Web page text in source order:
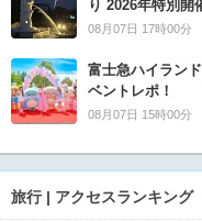
り 2026年特別開
08月07日 17時00分
富士急ハイラン
ベントレポ！
08月07日 15時00分
旅行 | アクセスランキング